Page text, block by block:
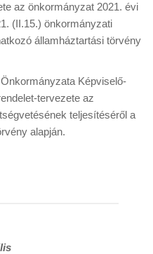
az önkormányzat 2021. évi
(II.15.) önkormányzati
államháztartási törvény
Képviselő-
tervezete az
teljesítéséről a
alapján.